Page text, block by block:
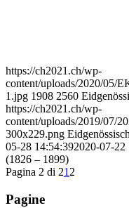
https://ch2021.ch/wp-
content/uploads/2020/05/
1.jpg 1908 2560
https://ch2021.ch/wp-
content/uploads/2019/07/
300x229.png
05-28 14:54:392020-07-22
(1826 – 1899)
Pagina 2 di 21 2
Pagine